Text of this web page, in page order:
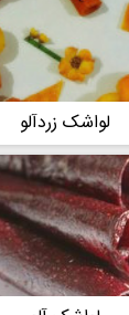
لواشک زردآلو